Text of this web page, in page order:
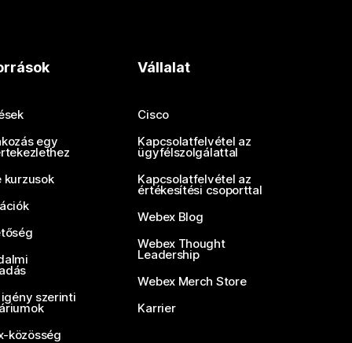
egy
kurzusok
igény szerinti
közösség
Vállalat
Cisco
Kapcsolatfelvétel az
ügyfélszolgálattal
Kapcsolatfelvétel az
értékesítési csoporttal
Webex Blog
Webex Thought
Leadership
Webex Merch Store
Karrier